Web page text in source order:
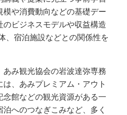
模や消費動向などの基礎デー
のビジネスモデルや収益構造
、宿泊施設などとの関係性を
み観光協会の岩波達弥専務
、あみプレミアム・アウト
念館などの観光資源がある一
へのつなぎこみなど、多く